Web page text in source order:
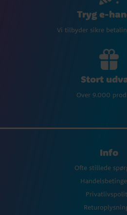
Tryg e-
Vi tilbyder sikre
Stort
Over 9.000
Info
Ofte stillede